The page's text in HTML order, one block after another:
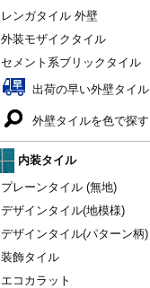
レンガタイル 外壁
外装モザイクタイル
セメント系ブリックタイル
出荷の早い外壁タイル
外壁タイルを色で探す
内装タイル
プレーンタイル (無地)
デザインタイル(地模様)
デザインタイル(パターン柄)
装飾タイル
エコカラット